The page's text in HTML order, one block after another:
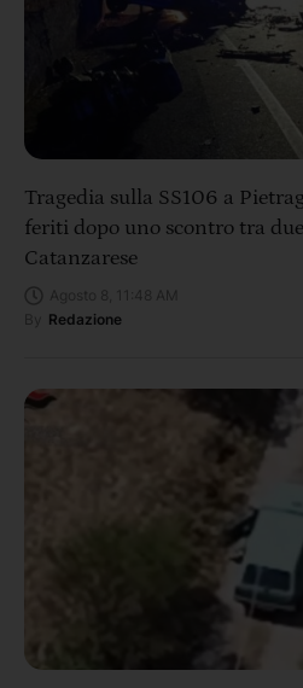
Tragedia sulla SS106 a
feriti dopo uno scontro tra
Catanzarese
Redazione